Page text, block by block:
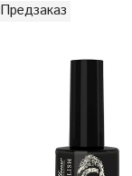
Предзаказ